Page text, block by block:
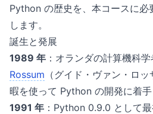
Python の歴史を、本コースに必
します。
誕生と発展
1989 年 ：オランダの計算機科学
Rossum （グイド・ヴァン・ロ
暇を使って Python の開発に着手
1991 年 ：Python 0.9.0 として